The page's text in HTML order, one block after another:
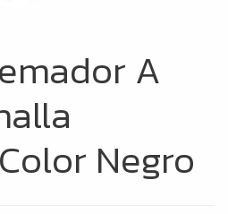
A
Negro